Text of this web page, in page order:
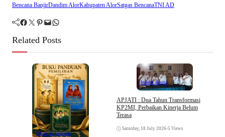
Bencana BanjirDandim AlorKabupaten AlorSatgas BencanaTNI AD
Facebook Twitter Pinterest Mail WhatsApp
Related Posts
Opini & Inspirasi
Indeks Berita
APJATI : Dua Tahun Transformasi
KP2MI, Perbaikan Kinerja Belum
Terasa
Saturday, 18 July 2026•5 Views